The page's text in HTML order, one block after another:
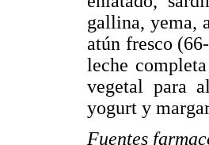
gallina, yema,
atún fresco
leche
vegetal para
yogurt y
Fuentes